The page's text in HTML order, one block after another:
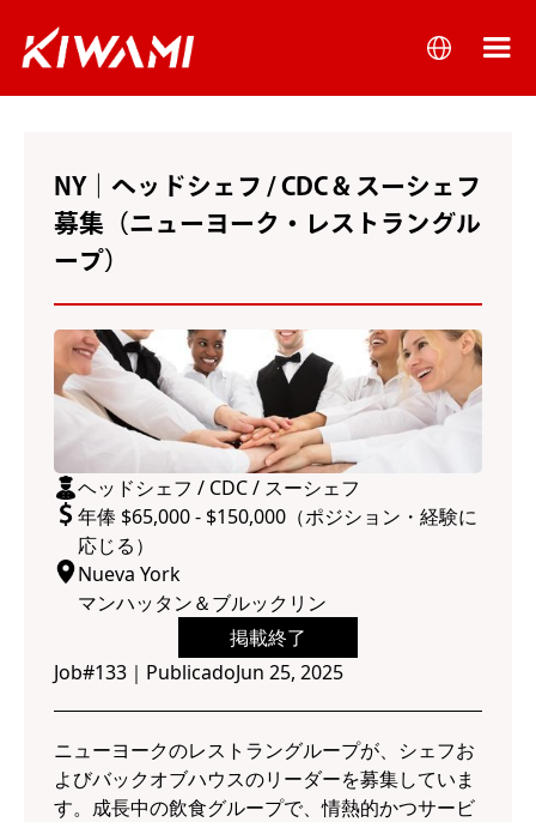
NY｜ヘッドシェフ / CDC & スーシェフ
募集（ニューヨーク・レストラングル
ープ）
ヘッドシェフ / CDC / スーシェフ
年俸 $65,000 - $150,000（ポジション・経験に
応じる）
Nueva York
マンハッタン＆ブルックリン
掲載終了
Job#133 ｜ PublicadoJun 25, 2025
ニューヨークのレストラングループが、シェフお
よびバックオブハウスのリーダーを募集していま
す。成長中の飲食グループで、情熱的かつサービ